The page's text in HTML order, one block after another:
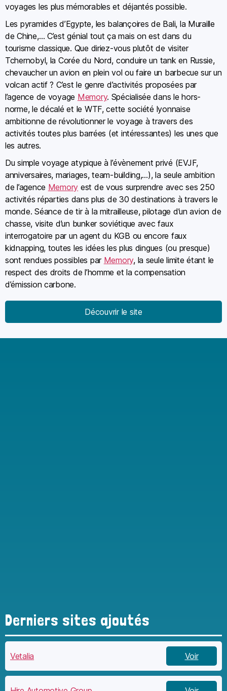
voyages les plus mémorables et déjantés possible.
Les pyramides d’Egypte, les balançoires de Bali, la Muraille
de Chine,… C’est génial tout ça mais on est dans du
tourisme classique. Que diriez-vous plutôt de visiter
Tchernobyl, la Corée du Nord, conduire un tank en Russie,
chevaucher un avion en plein vol ou faire un barbecue sur un
volcan actif ? C’est le genre d’activités proposées par
l’agence de voyage Memory. Spécialisée dans le hors-
norme, le décalé et le WTF, cette société lyonnaise
ambitionne de révolutionner le voyage à travers des
activités toutes plus barrées (et intéressantes) les unes que
les autres.
Du simple voyage atypique à l’évènement privé (EVJF,
anniversaires, mariages, team-building,…), la seule ambition
de l’agence Memory est de vous surprendre avec ses 250
activités réparties dans plus de 30 destinations à travers le
monde. Séance de tir à la mitrailleuse, pilotage d’un avion de
chasse, visite d’un bunker soviétique avec faux
interrogatoire par un agent du KGB ou encore faux
kidnapping, toutes les idées les plus dingues (ou presque)
sont rendues possibles par Memory, la seule limite étant le
respect des droits de l’homme et la compensation
d’émission carbone.
Découvrir le site
Derniers sites ajoutés
Vetalia Voir